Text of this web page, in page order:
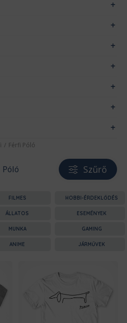
/ Férfi Póló
Póló Szűrő
FILMES HOBBI-ÉRDEKLŐDÉS
ÁLLATOS ESEMÉNYEK
MUNKA GAMING
ANIME JÁRMŰVEK